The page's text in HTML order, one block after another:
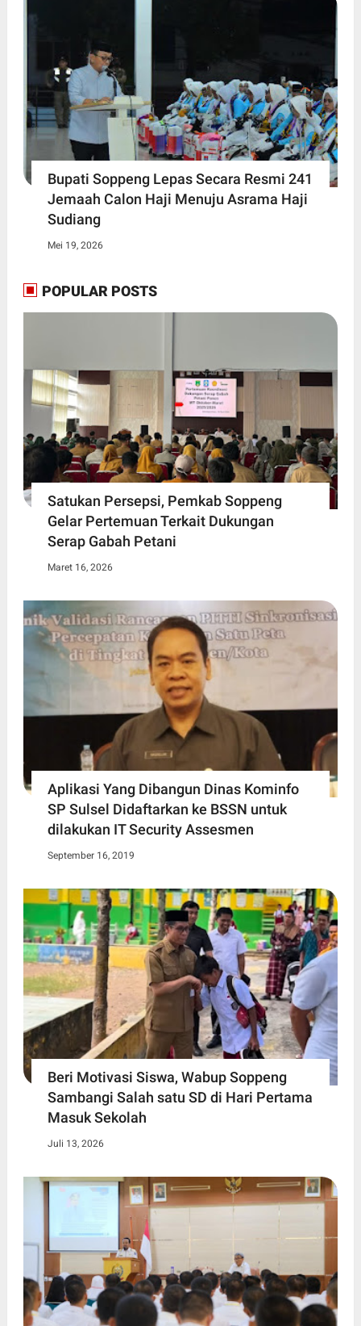
Bupati Soppeng Lepas Secara Resmi 241
Jemaah Calon Haji Menuju Asrama Haji
Sudiang
Mei 19, 2026
POPULAR POSTS
Satukan Persepsi, Pemkab Soppeng
Gelar Pertemuan Terkait Dukungan
Serap Gabah Petani
Maret 16, 2026
Aplikasi Yang Dibangun Dinas Kominfo
SP Sulsel Didaftarkan ke BSSN untuk
dilakukan IT Security Assesmen
September 16, 2019
Beri Motivasi Siswa, Wabup Soppeng
Sambangi Salah satu SD di Hari Pertama
Masuk Sekolah
Juli 13, 2026